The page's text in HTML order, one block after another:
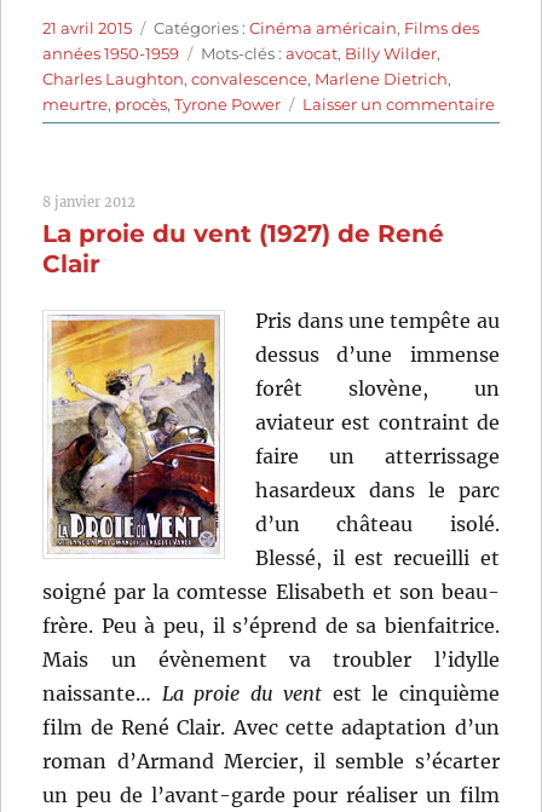
Publié
le
21 avril 2015 Catégories
Catégories :Cinéma américain, Films des
années 1950-1959
Étiquettes
Mots-clés :avocat, Billy Wilder,
Charles Laughton,convalescence, Marlene Dietrich,
meurtre, procès,Tyrone Power Laisser un commentairesur
8 janvier 2012
La proie du vent (1927) de René
Clair
Pris dans une tempête au
dessus d’une immense
forêt slovène, un
aviateur est contraint de
faire un atterrissage
hasardeux dans le parc
d’un château isolé.
Blessé, il est recueilli et
soigné par la comtesse Elisabeth et son beau-
frère. Peu à peu, il s’éprend de sa bienfaitrice.
Mais un évènement va troubler l’idylle
naissante… La proie du vent est le cinquième
film de René Clair. Avec cette adaptation d’un
roman d’Armand Mercier, il semble s’écarter
un peu de l’avant-garde pour réaliser un film